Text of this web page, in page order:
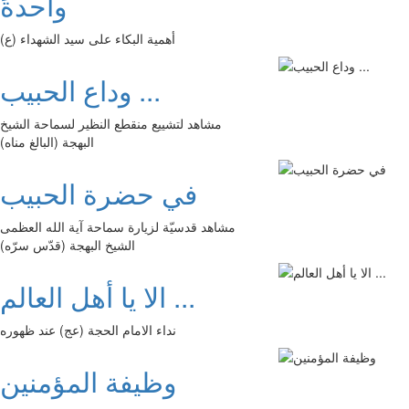
أهمية البكاء على سيد الشهداء (ع)
وداع الحبيب ...
مشاهد لتشييع منقطع النظير لسماحة الشيخ
البهجة (البالغ مناه)
في حضرة الحبيب
مشاهد قدسيّة لزيارة سماحة آية الله العظمى
الشيخ البهجة (قدّس سرّه)
الا يا أهل العالم ...
نداء الامام الحجة (عج) عند ظهوره
وظيفة المؤمنين